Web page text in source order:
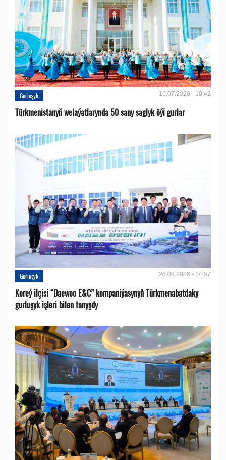
Gurluşyk 10.07.2026 - 10:42
Türkmenistanyň welaýatlarynda 50 sany saglyk öýi gurlar
Gurluşyk 26.06.2026 - 14:57
Koreý ilçisi “Daewoo E&C” kompaniýasynyň Türkmenabatdaky
gurluşyk işleri bilen tanyşdy